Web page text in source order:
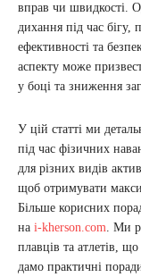
вправ чи швидкості.
дихання під час
ефективності та
аспекту може
у боці та зниження
У цій статті ми
під час фізичних
для різних видів
щоб отримувати
Більше корисних
на i-kherson.com. Ми
плавців та атлетів,
дамо практичні